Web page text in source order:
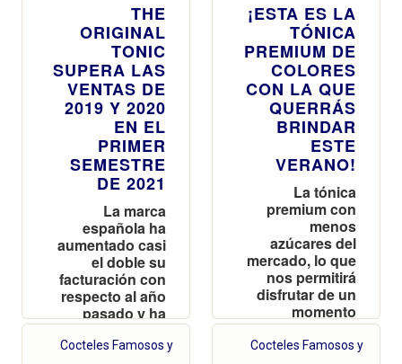
THE
ORIGINAL
TONIC
SUPERA LAS
VENTAS DE
2019 Y 2020
EN EL
PRIMER
SEMESTRE
DE 2021
La marca
española ha
aumentado casi
el doble su
facturación con
respecto al año
pasado y ha
conseguido
facturar un 20%
¡ESTA ES LA
TÓNICA
PREMIUM DE
COLORES
CON LA QUE
QUERRÁS
BRINDAR
ESTE
VERANO!
La tónica
premium con
menos
azúcares del
mercado, lo que
nos permitirá
disfrutar de un
momento
refrescante de
una forma
Cocteles Famosos y
Cocteles Famosos y